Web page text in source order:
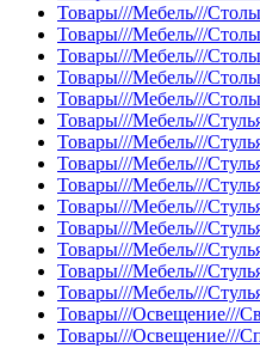
Товары///Мебель///
Товары///Мебель///
Товары///Мебель///
Товары///Мебель///
Товары///Мебель///
Товары///Мебель///
Товары///Мебель///
Товары///Мебель///
Товары///Мебель///
Товары///Мебель///
Товары///Мебель///
Товары///Мебель///
Товары///Мебель///
Товары///Мебель///
Товары///Освещение///
Товары///Освещение///